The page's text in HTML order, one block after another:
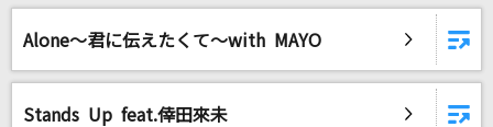
リアルタイムで歌われている曲の一覧
群青
YOASOBI
Alone～君に伝えたくて～with MAYO
Stands Up feat.倖田來未